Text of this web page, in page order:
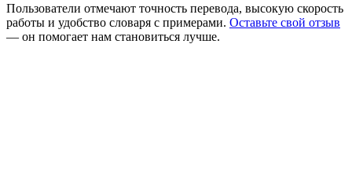
Пользователи отмечают точность перевода, высокую скорость
работы и удобство словаря с примерами. Оставьте свой отзыв
— он помогает нам становиться лучше.